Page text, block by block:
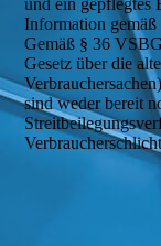
und ein gepflegtes
Information
Gemäß § 36
Gesetz über die
sind weder bereit